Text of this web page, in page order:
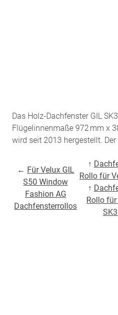
Das Holz-Dachfenster GIL
Flügelinnenmaße 972 mm x
wird seit 2013 hergestellt.
← Für Velux GIL
S50 Window
Fashion AG
Dachfensterrollos
↑
Rollo für
↑
Rollo